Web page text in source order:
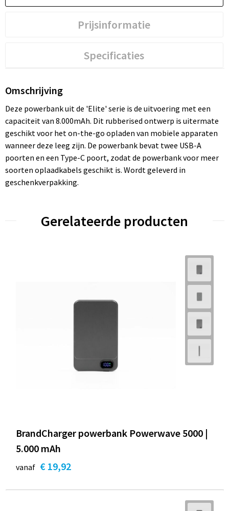
Prijsinformatie
Specificaties
Omschrijving
Deze powerbank uit de 'Elite' serie is de uitvoering met een
capaciteit van 8.000mAh. Dit rubberised ontwerp is uitermate
geschikt voor het on-the-go opladen van mobiele apparaten
wanneer deze leeg zijn. De powerbank bevat twee USB-A
poorten en een Type-C poort, zodat de powerbank voor meer
soorten oplaadkabels geschikt is. Wordt geleverd in
geschenkverpakking.
Gerelateerde producten
BrandCharger powerbank Powerwave 5000 |
5.000 mAh
vanaf € 19,92